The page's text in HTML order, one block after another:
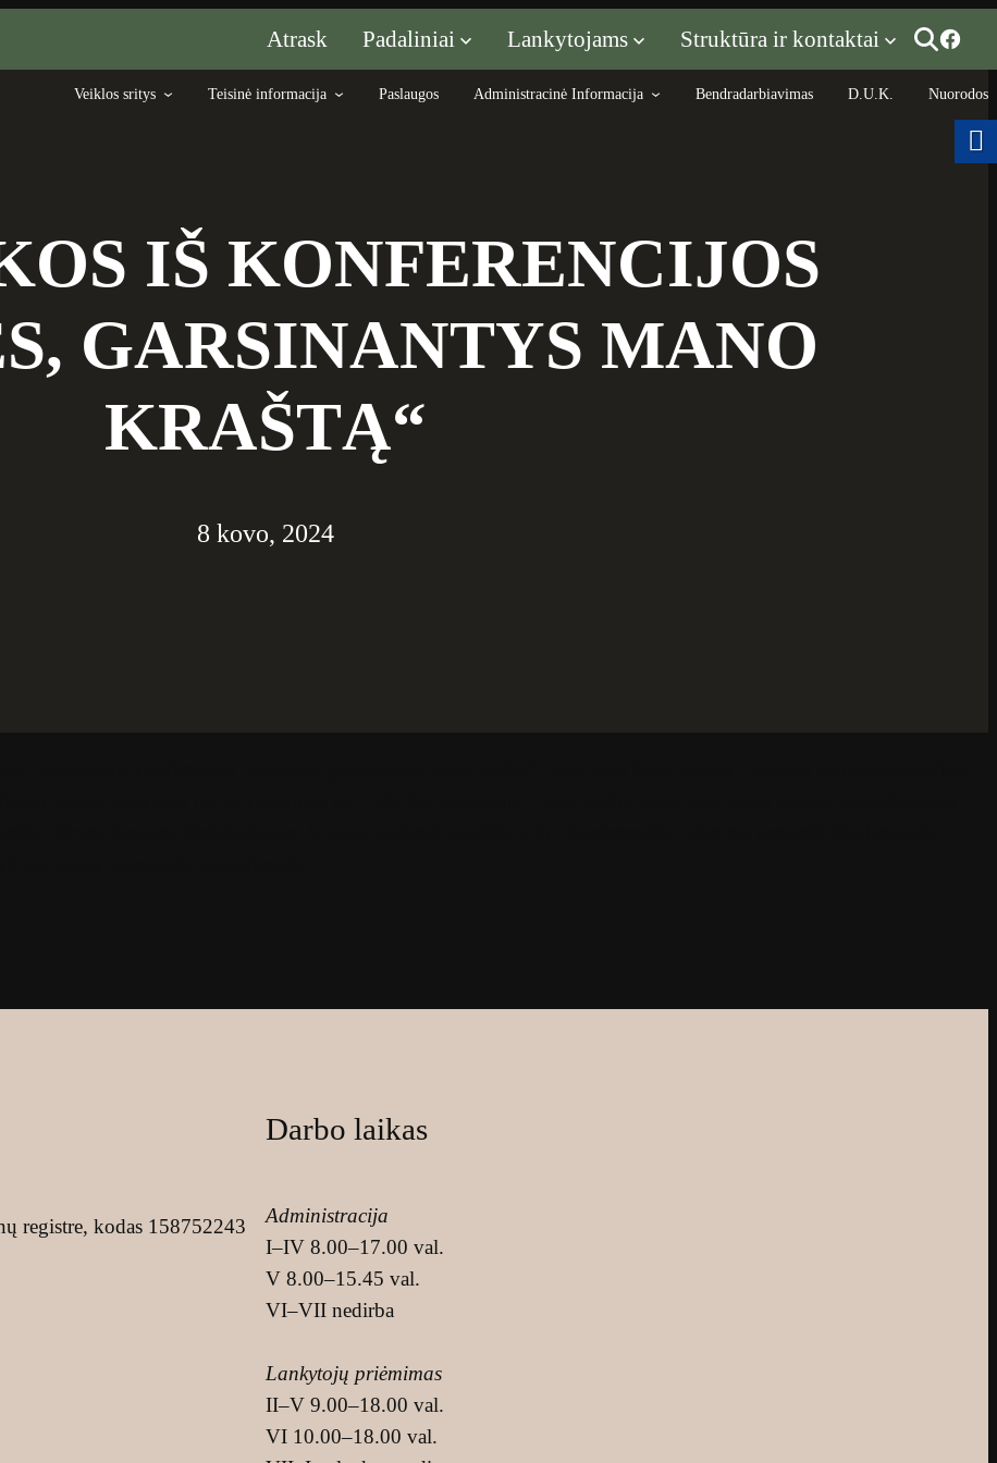
Atrask Padaliniai Lankytojams Struktūra ir kontaktai
Veiklos sritys Teisinė informacija Paslaugos Administracinė Informacija Bendradarbiavimas D.U.K. Nuorodos
IŠ KONFERENCIJOS
GARSINANTYS MANO
KRAŠTĄ“
8 kovo, 2024
registre, kodas 158752243
Darbo laikas
Administracija
I–IV 8.00–17.00 val.
V 8.00–15.45 val.
VI–VII nedirba
Lankytojų priėmimas
II–V 9.00–18.00 val.
VI 10.00–18.00 val.